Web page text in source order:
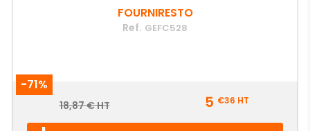
FOURNIRESTO
Ref. GEFC528
-71%
Prix
Prix
18,87 € HT 5 €36 HT